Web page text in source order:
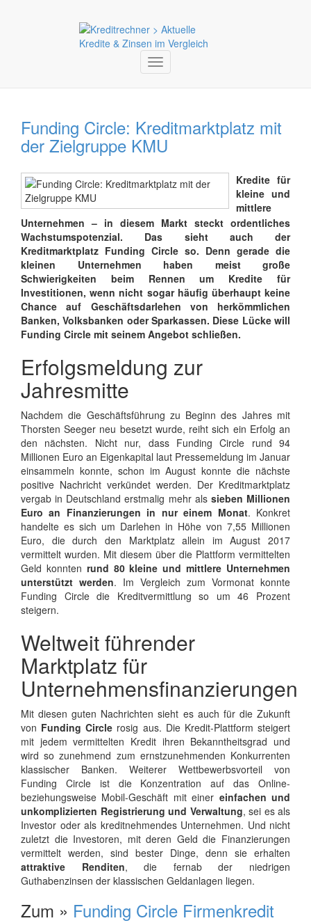
Toggle
navigation
Funding Circle: Kreditmarktplatz mit
der Zielgruppe KMU
Kredite für
kleine und
mittlere
Unternehmen – in diesem Markt steckt ordentliches
Wachstumspotenzial. Das sieht auch der
Kreditmarktplatz Funding Circle so. Denn gerade die
kleinen Unternehmen haben meist große
Schwierigkeiten beim Rennen um Kredite für
Investitionen, wenn nicht sogar häufig überhaupt keine
Chance auf Geschäftsdarlehen von herkömmlichen
Banken, Volksbanken oder Sparkassen. Diese Lücke will
Funding Circle mit seinem Angebot schließen.
Erfolgsmeldung zur
Jahresmitte
Nachdem die Geschäftsführung zu Beginn des Jahres mit
Thorsten Seeger neu besetzt wurde, reiht sich ein Erfolg an
den nächsten. Nicht nur, dass Funding Circle rund 94
Millionen Euro an Eigenkapital laut Pressemeldung im Januar
einsammeln konnte, schon im August konnte die nächste
positive Nachricht verkündet werden. Der Kreditmarktplatz
vergab in Deutschland erstmalig mehr als sieben Millionen
Euro an Finanzierungen in nur einem Monat. Konkret
handelte es sich um Darlehen in Höhe von 7,55 Millionen
Euro, die durch den Marktplatz allein im August 2017
vermittelt wurden. Mit diesem über die Plattform vermittelten
Geld konnten rund 80 kleine und mittlere Unternehmen
unterstützt werden. Im Vergleich zum Vormonat konnte
Funding Circle die Kreditvermittlung so um 46 Prozent
steigern.
Weltweit führender
Marktplatz für
Unternehmensfinanzierungen
Mit diesen guten Nachrichten sieht es auch für die Zukunft
von Funding Circle rosig aus. Die Kredit-Plattform steigert
mit jedem vermittelten Kredit ihren Bekanntheitsgrad und
wird so zunehmend zum ernstzunehmenden Konkurrenten
klassischer Banken. Weiterer Wettbewerbsvorteil von
Funding Circle ist die Konzentration auf das Online-
beziehungsweise Mobil-Geschäft mit einer einfachen und
unkomplizierten Registrierung und Verwaltung, sei es als
Investor oder als kreditnehmendes Unternehmen. Und nicht
zuletzt die Investoren, mit deren Geld die Finanzierungen
vermittelt werden, sind bester Dinge, denn sie erhalten
attraktive Renditen, die fernab der niedrigen
Guthabenzinsen der klassischen Geldanlagen liegen.
Zum » Funding Circle Firmenkredit